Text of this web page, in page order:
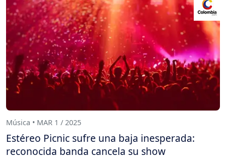
Música • MAR 1 / 2025
Estéreo Picnic sufre una baja inesperada:
reconocida banda cancela su show